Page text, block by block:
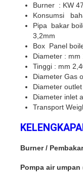
Burner : KW
Konsumsi
Pipa bakar
3,2mm
Box Panel
Diameter : mm
Tinggi : mm
Diameter Gas
Diameter
Diameter inlet
Transport
Burner / Pembakar
Pompa air umpan